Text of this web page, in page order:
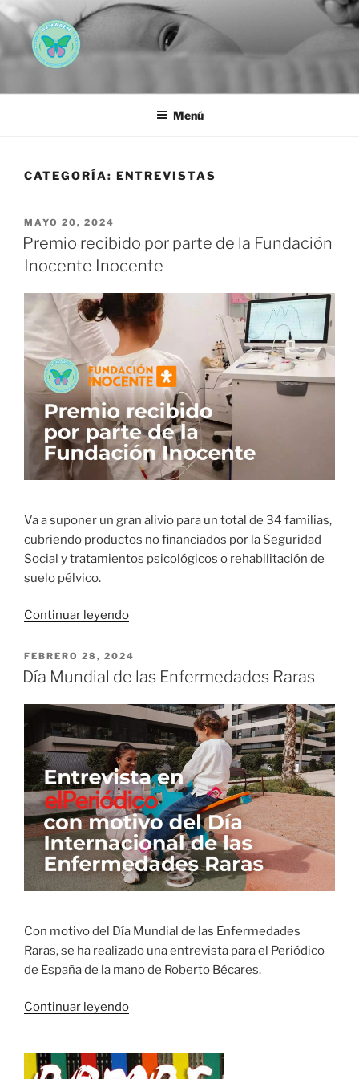
Saltar
al
contenido
AEMAREH
Menú
CATEGORÍA: ENTREVISTAS
PUBLICADO
EL
MAYO 20, 2024
Premio recibido por parte de la Fundación
Inocente Inocente
Va a suponer un gran alivio para un total de 34 familias,
cubriendo productos no financiados por la Seguridad
Social y tratamientos psicológicos o rehabilitación de
suelo pélvico.
Continuar leyendo«Premio
por
parte
la
Fundación
Inocente
Inocente»
PUBLICADO
EL
FEBRERO 28, 2024
Día Mundial de las Enfermedades Raras
Con motivo del Día Mundial de las Enfermedades
Raras, se ha realizado una entrevista para el Periódico
de España de la mano de Roberto Bécares.
Continuar leyendo«Día
las